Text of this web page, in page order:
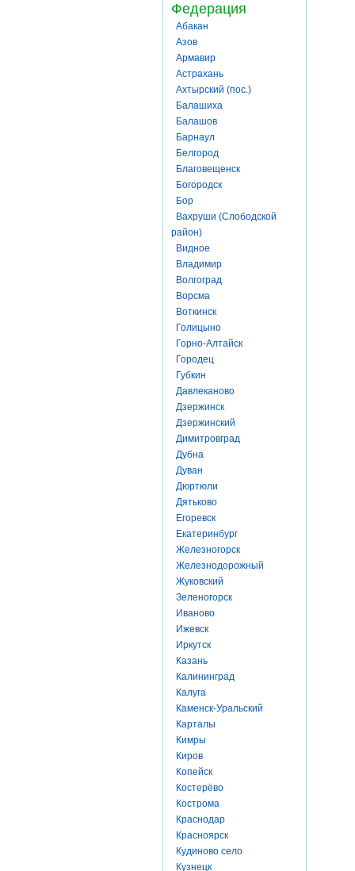
Федерация
Абакан
Азов
Армавир
Астрахань
Ахтырский (пос.)
Балашиха
Балашов
Барнаул
Белгород
Благовещенск
Богородск
Бор
Вахруши (Слободской
район)
Видное
Владимир
Волгоград
Ворсма
Воткинск
Голицыно
Горно-Алтайск
Городец
Губкин
Давлеканово
Дзержинск
Дзержинский
Димитровград
Дубна
Дуван
Дюртюли
Дятьково
Егоревск
Екатеринбург
Железногорск
Железнодорожный
Жуковский
Зеленогорск
Иваново
Ижевск
Иркутск
Казань
Калининград
Калуга
Каменск-Уральский
Карталы
Кимры
Киров
Копейск
Костерёво
Кострома
Краснодар
Красноярск
Кудиново село
Кузнецк